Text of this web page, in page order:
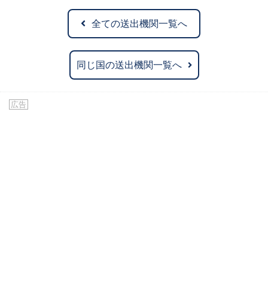
全ての送出機関一覧へ
同じ国の送出機関一覧へ
広告